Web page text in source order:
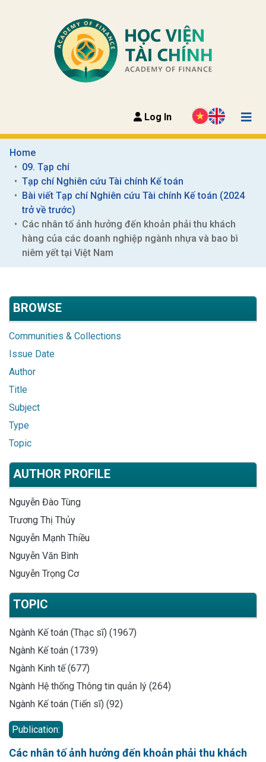
Log In
Home
09. Tạp chí
Tạp chí Nghiên cứu Tài chính Kế toán
Bài viết Tạp chí Nghiên cứu Tài chính Kế toán (2024
trở về trước)
Các nhân tố ảnh hưởng đến khoản phải thu khách
hàng của các doanh nghiệp ngành nhựa và bao bì
niêm yết tại Việt Nam
BROWSE
Communities & Collections
Issue Date
Author
Title
Subject
Type
Topic
AUTHOR PROFILE
Nguyễn Đào Tùng
Trương Thị Thủy
Nguyễn Mạnh Thiều
Nguyễn Văn Bình
Nguyễn Trọng Cơ
TOPIC
Ngành Kế toán (Thạc sĩ) (1967)
Ngành Kế toán (1739)
Ngành Kinh tế (677)
Ngành Hệ thống Thông tin quản lý (264)
Ngành Kế toán (Tiến sĩ) (92)
Publication:
Các nhân tố ảnh hưởng đến khoản phải thu khách